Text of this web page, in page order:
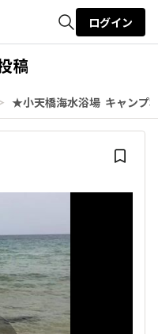
検索
ログイン
稿
★小天橋海水浴場 キャンプ